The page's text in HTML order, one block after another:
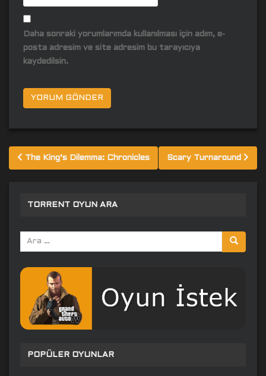
Daha sonraki yorumlarımda kullanılması için adım, e-
posta adresim ve site adresim bu tarayıcıya
kaydedilsin.
Yazı
gezinmesi
The King’s Dilemma: Chronicles Scary Turnaround
TORRENT OYUN ARA
Arama
yap:
POPÜLER OYUNLAR